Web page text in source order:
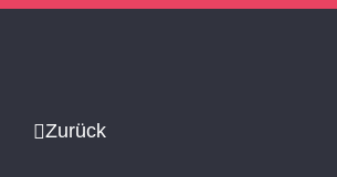
Zurück